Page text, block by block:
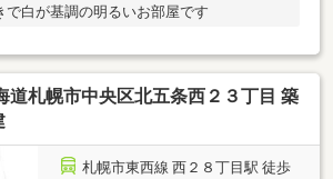
で白が基調の明るいお部屋です
道札幌市中央区北五条西２３丁目 築
札幌市東西線 西２８丁目駅 徒歩